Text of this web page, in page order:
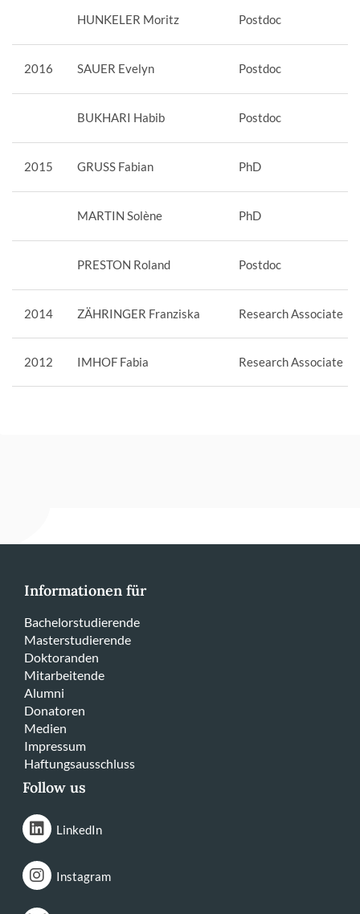
HUNKELER Moritz Postdoc
2016 SAUER Evelyn Postdoc
BUKHARI Habib Postdoc
2015 GRUSS Fabian PhD
MARTIN Solène PhD
PRESTON Roland Postdoc
2014 ZÄHRINGER Franziska Research Associate
2012 IMHOF Fabia Research Associate
Informationen für
Bachelorstudierende
Masterstudierende
Doktoranden
Mitarbeitende
Alumni
Donatoren
Medien
Impressum
Haftungsausschluss
Follow us
LinkedIn
Instagram